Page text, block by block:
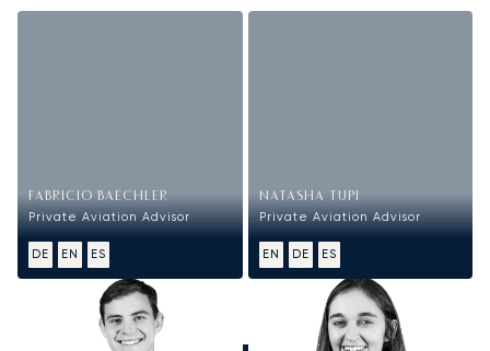
FABRICIO BAECHLER
Private Aviation Advisor
DE EN ES
NATASHA TUPI
Private Aviation Advisor
EN DE ES